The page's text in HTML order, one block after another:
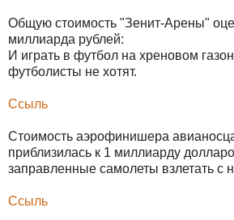
Общую стоимость "Зенит-Арены"
миллиарда рублей:
И играть в футбол на хреновом
футболисты не хотят.
Ссыль
Стоимость аэрофинишера
приблизилась к 1 миллиарду
заправленные самолеты взлетать с
Ссыль